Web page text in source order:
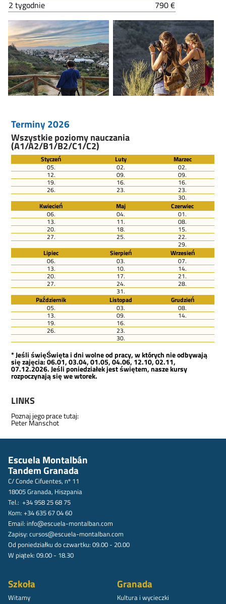
2 tygodnie
790 €
Terminy 2026
Wszystkie poziomy nauczania
(A1/A2/B1/B2/C1/C2)
Styczeń Luty
Marzec
05.
02. 02.
12. 09. 09.
19. 16. 16.
26. 23. 23.
30.
Kwiecień
Maj
Czerwiec
06.
04. 01.
13. 11. 08.
20. 18. 15.
27. 25. 22.
29.
Lipiec
Sierpień
Wrzesień
06.
03. 07.
13. 10. 14.
20. 17. 21.
27. 24. 28.
31.
Październik
Listopad
Grudzień
05.
03. 08.
13. 09. 14.
19. 16.
26. 23.
30.
* Jeśli święŚwięta i dni wolne od pracy, w których nie odbywają
się zajęcia: 06.01, 03.04, 01.05, 04.06, 12.10, 02.11,
07.12.2026. Jeśli poniedziałek jest świętem, nasze kursy
rozpoczynają się we wtorek.
LINKS
Poznaj jego prace tutaj:
Peter Manschot
Escuela Montalbán
Tandem Granada
C/ Conde Cifuentes, nº 11
18005 Granada, Hiszpania
Tel.: +34 958 25 68 75
Kom: +34 635 67 04 60
Email: info@escuela-montalban.com
Zapisy: cursos@escuela-montalban.com
Od poniedziałku do czwartku: 09.00 - 20.00
W piątek: 09.00 - 18.30
Szkoła
Witamy
Granada
Kultura i wycieczki